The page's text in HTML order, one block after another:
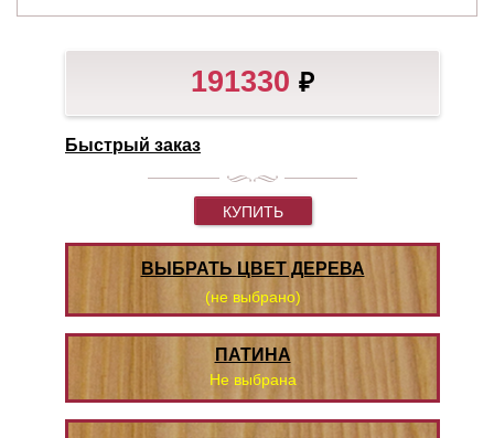
191330 ₽
Быстрый заказ
КУПИТЬ
ВЫБРАТЬ ЦВЕТ ДЕРЕВА
(не выбрано)
ПАТИНА
Не выбрана